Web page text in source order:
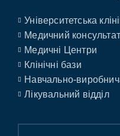
Університетська
Медичний
Медичні Центри
Клінічні бази
Навчально-
Лікувальний відділ